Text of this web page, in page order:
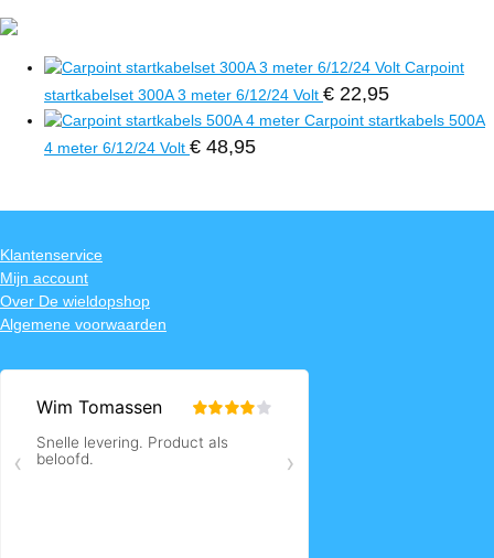
Carpoint
startkabelset 300A 3 meter 6/12/24 Volt € 22,95
Carpoint startkabels 500A
4 meter 6/12/24 Volt € 48,95
Klantenservice
Mijn account
Over De wieldopshop
Algemene voorwaarden